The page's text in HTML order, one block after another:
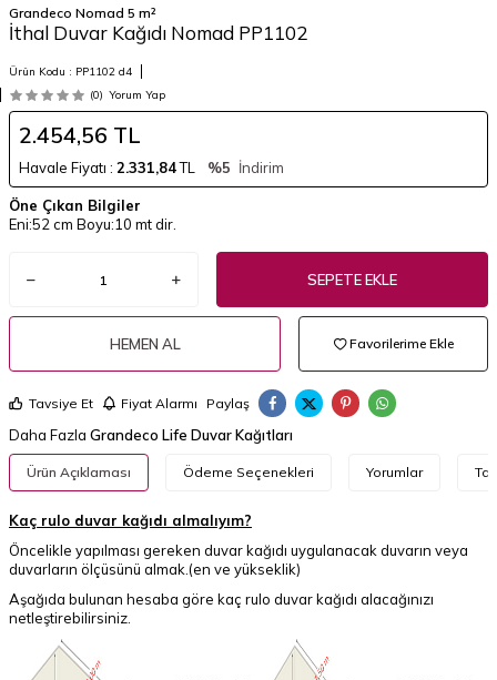
Grandeco Nomad 5 m²
İthal Duvar Kağıdı Nomad PP1102
Ürün Kodu : PP1102 d4
(0) Yorum Yap
2.454,56 TL
Havale Fiyatı : 2.331,84TL %5 İndirim
Öne Çıkan Bilgiler
Eni:52 cm Boyu:10 mt dir.
SEPETE EKLE
HEMEN AL Favorilerime Ekle
Tavsiye Et Fiyat Alarmı Paylaş
Daha Fazla Grandeco Life Duvar Kağıtları
Ürün Açıklaması Ödeme Seçenekleri Yorumlar
Kaç rulo duvar kağıdı almalıyım?
Öncelikle yapılması gereken duvar kağıdı uygulanacak duvarın veya
duvarların ölçüsünü almak.(en ve yükseklik)
Aşağıda bulunan hesaba göre kaç rulo duvar kağıdı alacağınızı
netleştirebilirsiniz.